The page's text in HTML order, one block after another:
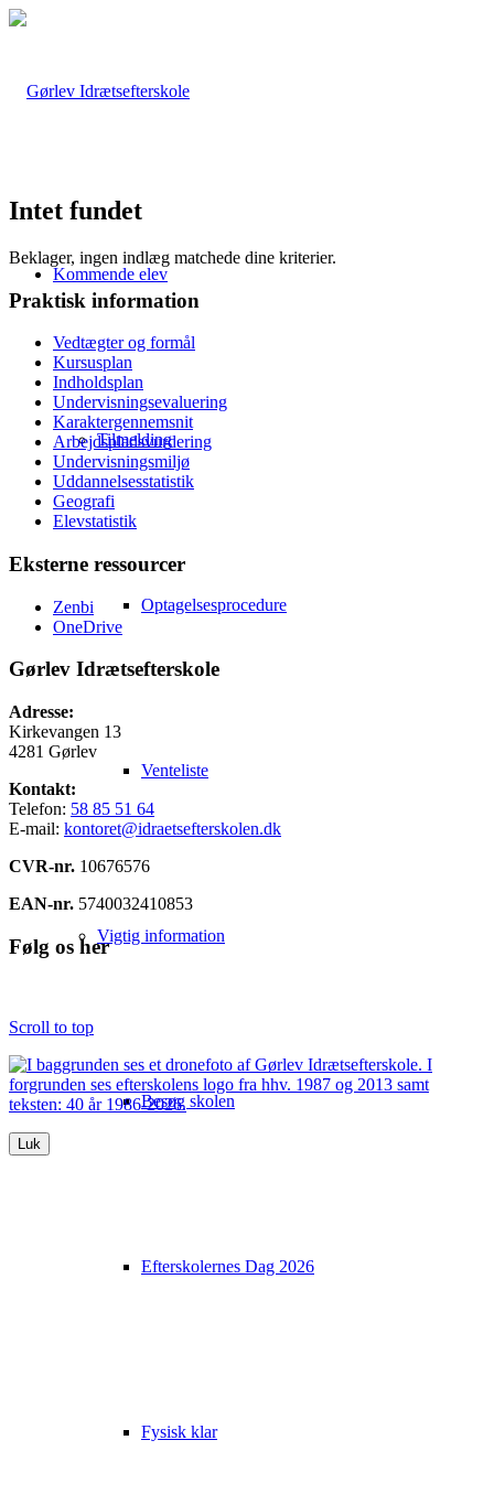
Kommende elev
Tilmelding
Optagelsesprocedure
Venteliste
Vigtig information
Besøg skolen
Efterskolernes Dag 2026
Fysisk klar
Intet fundet
Beklager, ingen indlæg matchede dine kriterier.
Praktisk information
Vedtægter og formål
Kursusplan
Indholdsplan
Undervisningsevaluering
Karaktergennemsnit
Arbejdspladsvurdering
Undervisningsmiljø
Uddannelsesstatistik
Geografi
Elevstatistik
Eksterne ressourcer
Zenbi
OneDrive
Gørlev Idrætsefterskole
Adresse:
Kirkevangen 13
4281 Gørlev
Kontakt:
Telefon: 58 85 51 64
E-mail: kontoret@idraetsefterskolen.dk
CVR-nr. 10676576
EAN-nr. 5740032410853
Følg os her
Scroll to top
Luk